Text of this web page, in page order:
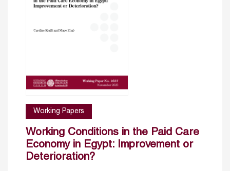
Working Papers
Working Conditions in the Paid Care
Economy in Egypt: Improvement or
Deterioration?